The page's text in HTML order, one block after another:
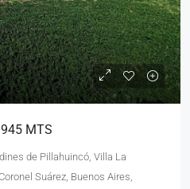
945 MTS
de Pillahuincó, Villa La
Suárez, Buenos Aires,